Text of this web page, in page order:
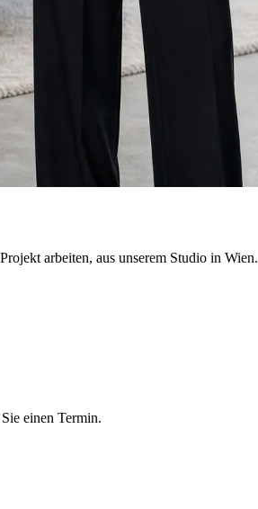
arbeiten, aus unserem Studio in Wien.
einen Termin.